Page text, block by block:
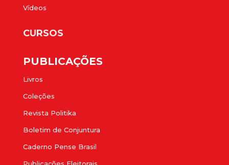
Vídeos
CURSOS
PUBLICAÇÕES
Livros
Coleções
Revista Politika
Boletim de Conjuntura
Caderno Pense Brasil